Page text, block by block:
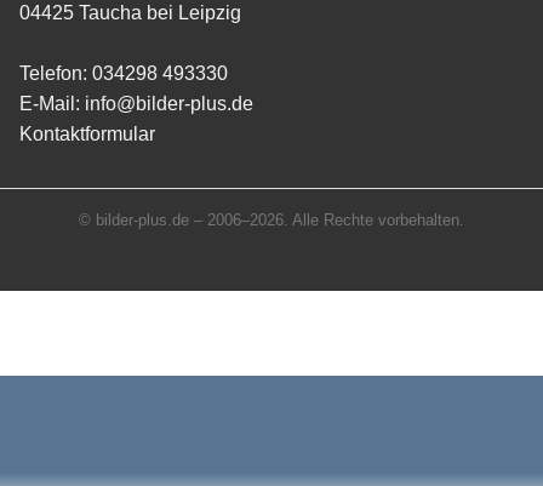
04425 Taucha bei Leipzig
Telefon: 034298 493330
E-Mail: info@bilder-plus.de
Kontaktformular
© bilder-plus.de – 2006–2026. Alle Rechte vorbehalten.